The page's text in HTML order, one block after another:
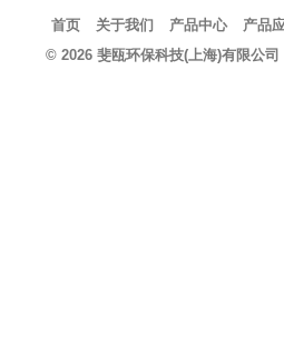
首页 关于我们 产品中心 产品
© 2026斐瓯环保科技(上海)有限公司